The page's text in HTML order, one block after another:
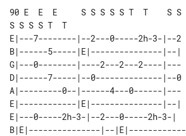
90 E  E  E     S S S S S T  T    S S
S S S S T  T
E|---7--------|--2---0-----2h-3-|--2
B|------5-----|E|---------------|--|
G|---0--------|----2---2---2----|---
D|------7-----|--0--------------|--0
A|---------0--|------4---0------|---
E|------------|E|---------------|--|
E|---0-----2h-3-|--2---0-----
B|E|---------------|--